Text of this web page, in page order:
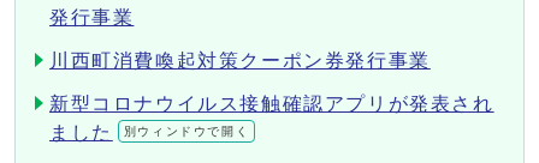
発行事業
川西町消費喚起対策クーポン券発行事業
新型コロナウイルス接触確認アプリが発表され
ました
別ウィンドウで開く